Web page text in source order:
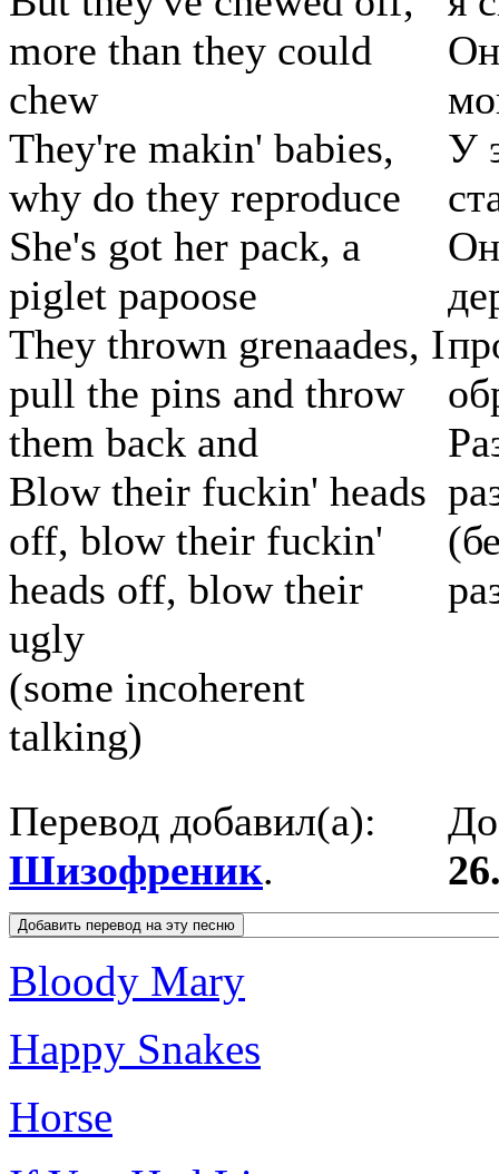
more than they could
chew
They're makin' babies,
why do they reproduce
She's got her pack, a
piglet papoose
They thrown grenaades, I
pull the pins and throw
them back and
Blow their fuckin' heads
off, blow their fuckin'
heads off, blow their
ugly
(some incoherent
talking)
У
Перевод добавил(а):
Шизофреник.
Bloody Mary
Happy Snakes
Horse